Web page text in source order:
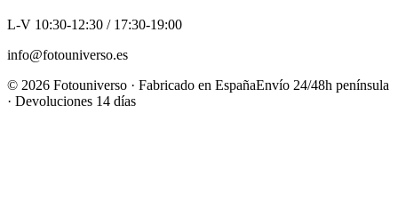
L-V 10:30-12:30 / 17:30-19:00
info@fotouniverso.es
© 2026 Fotouniverso · Fabricado en EspañaEnvío 24/48h península
· Devoluciones 14 días